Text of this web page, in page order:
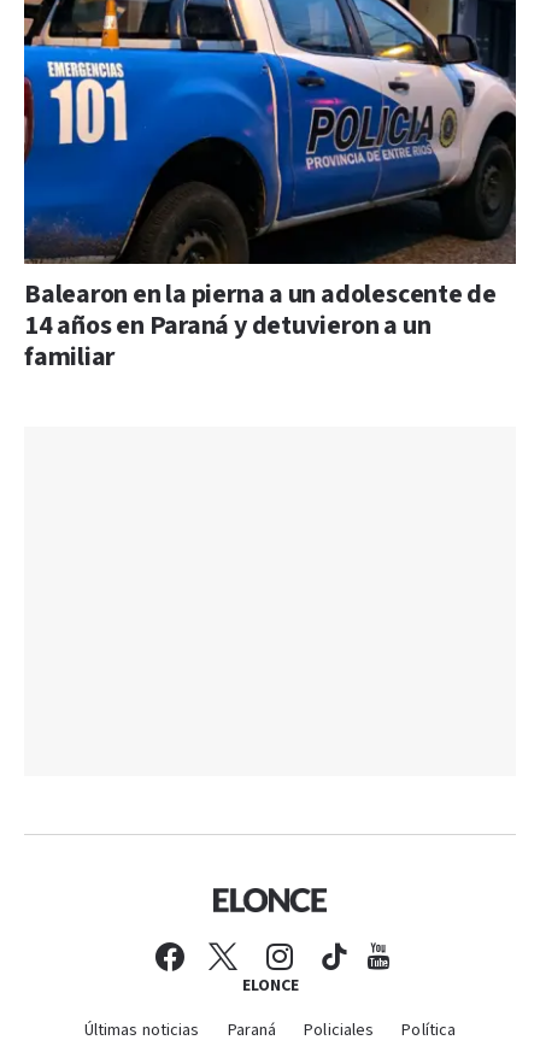
Balearon en la pierna a un adolescente de
14 años en Paraná y detuvieron a un
familiar
ELONCE
Últimas noticias Paraná Policiales Política